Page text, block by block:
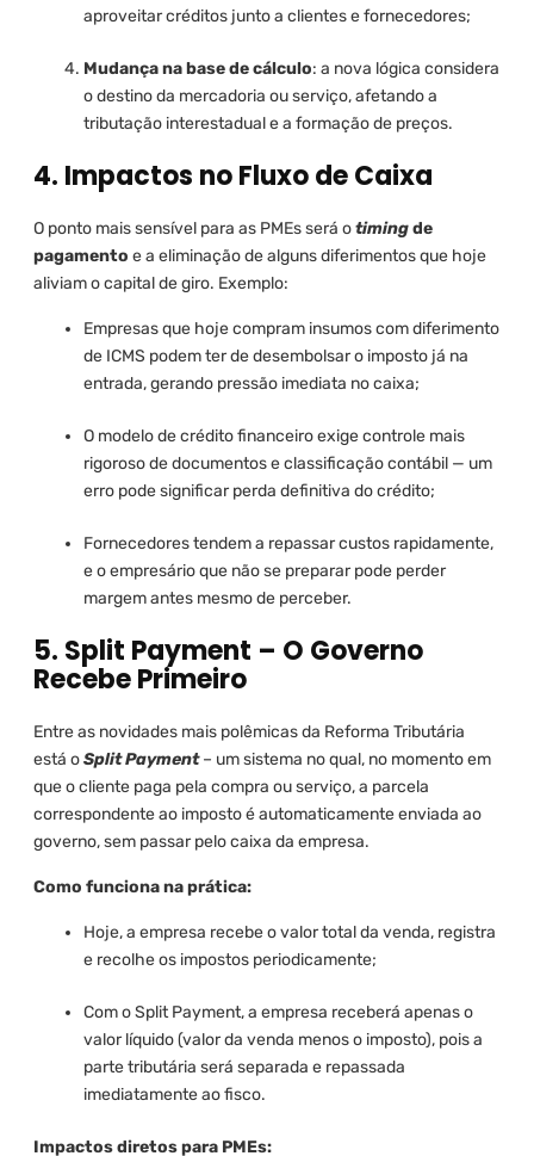
aproveitar créditos junto a clientes e fornecedores;
Mudança na base de cálculo: a nova lógica considera
o destino da mercadoria ou serviço, afetando a
tributação interestadual e a formação de preços.
4. Impactos no Fluxo de Caixa
O ponto mais sensível para as PMEs será otimingde
pagamento e a eliminação de alguns diferimentos que hoje
aliviam o capital de giro. Exemplo:
Empresas que hoje compram insumos com diferimento
de ICMS podem ter de desembolsar o imposto já na
entrada, gerando pressão imediata no caixa;
O modelo de crédito financeiro exige controle mais
rigoroso de documentos e classificação contábil — um
erro pode significar perda definitiva do crédito;
Fornecedores tendem a repassar custos rapidamente,
e o empresário que não se preparar pode perder
margem antes mesmo de perceber.
5. Split Payment – O Governo
Recebe Primeiro
Entre as novidades mais polêmicas da Reforma Tributária
está oSplit Payment– um sistema no qual, no momento em
que o cliente paga pela compra ou serviço, a parcela
correspondente ao imposto é automaticamente enviada ao
governo, sem passar pelo caixa da empresa.
Como funciona na prática:
Hoje, a empresa recebe o valor total da venda, registra
e recolhe os impostos periodicamente;
Com o Split Payment, a empresa receberá apenas o
valor líquido (valor da venda menos o imposto), pois a
parte tributária será separada e repassada
imediatamente ao fisco.
Impactos diretos para PMEs: